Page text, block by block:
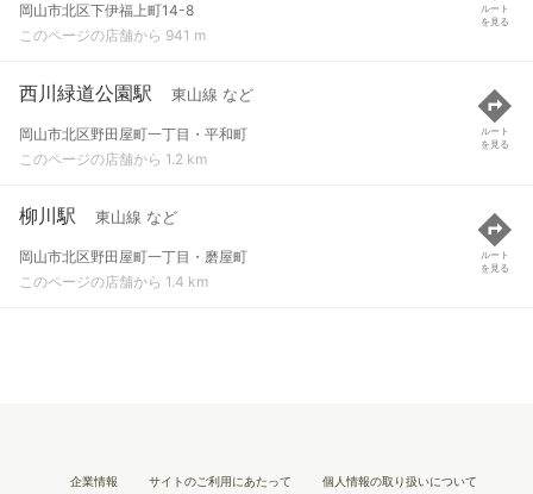
岡山市北区下伊福上町14-8
このページの店舗から 941 m
ルート
を見る
西川緑道公園駅 東山線 など
岡山市北区野田屋町一丁目・平和町
このページの店舗から 1.2 km
ルート
を見る
柳川駅 東山線 など
岡山市北区野田屋町一丁目・磨屋町
このページの店舗から 1.4 km
ルート
を見る
企業情報 サイトのご利用にあたって 個人情報の取り扱いについて